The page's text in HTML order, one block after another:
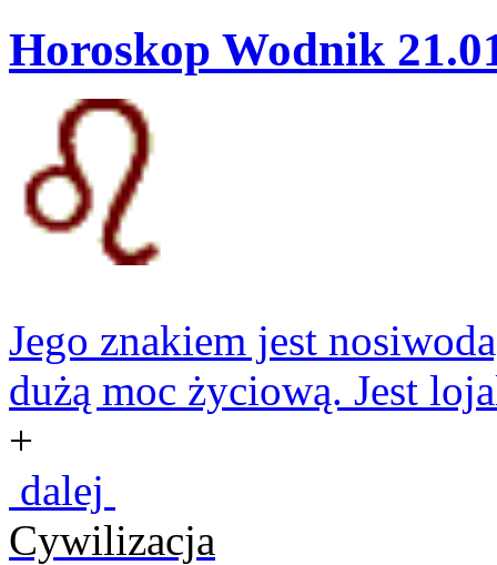
Horoskop Wodnik
Jego znakiem jest
dużą moc życiową. Jest
+
dalej
Cywilizacja